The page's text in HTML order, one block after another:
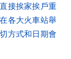
接挨家挨戶重
各大火車站舉
方式和日期會